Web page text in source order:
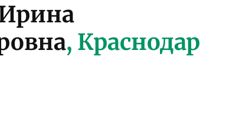
, Краснодар